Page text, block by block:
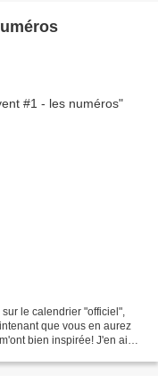
le calendrier "officiel",
que vous en aurez
bien inspirée! J'en ai